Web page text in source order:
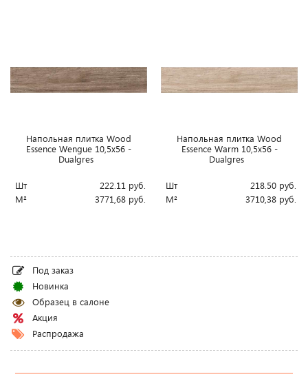
Напольная плитка Wood
Essence Wengue 10,5x56 -
Dualgres
Шт 222.11 руб.
М²
3771,68 руб.
Напольная плитка Wood
Essence Warm 10,5x56 -
Dualgres
Шт 218.50 руб.
М²
3710,38 руб.
Под заказ
Новинка
Образец в салоне
Акция
Распродажа